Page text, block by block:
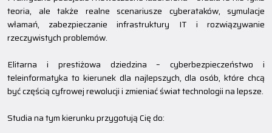
teoria, ale także realne scenariusze cyberataków, symulacje
włamań, zabezpieczanie infrastruktury IT i rozwiązywanie
rzeczywistych problemów.
Elitarna i prestiżowa dziedzina – cyberbezpieczeństwo i
teleinformatyka to kierunek dla najlepszych, dla osób, które chcą
być częścią cyfrowej rewolucji i zmieniać świat technologii na lepsze.
Studia na tym kierunku przygotują Cię do: